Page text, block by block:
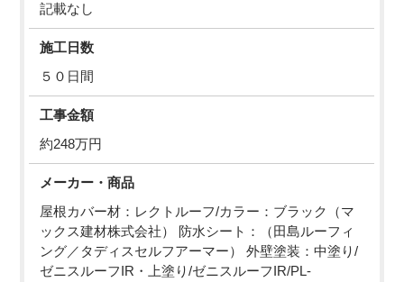
記載なし
施工日数
５０日間
工事金額
約248万円
メーカー・商品
屋根カバー材：レクトルーフ/カラー：ブラック（マ
ックス建材株式会社） 防水シート：（田島ルーフィ
ング／タディスセルフアーマー） 外壁塗装：中塗り/
ゼニスルーフIR・上塗り/ゼニスルーフIR/PL-